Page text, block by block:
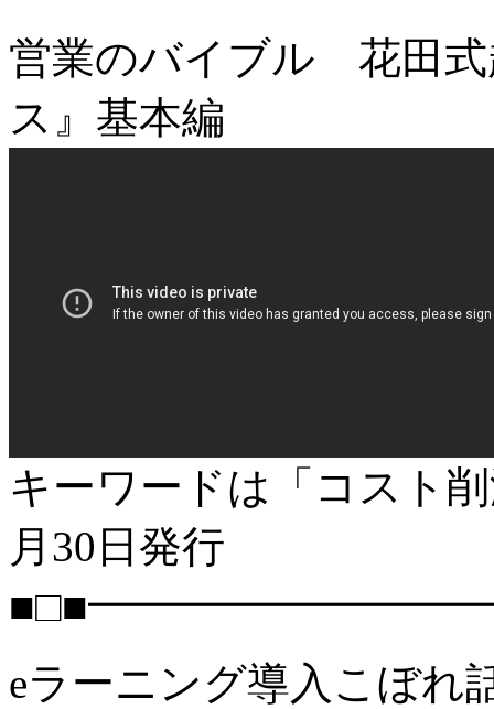
営業のバイブル 花田
ス』基本編
キーワードは「コスト
月30日発行
eラーニング導入こぼれ